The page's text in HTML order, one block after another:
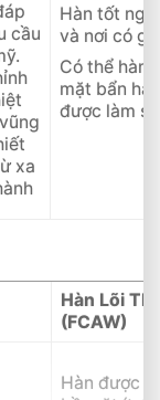
cầu
xa
Hàn tốt
và nơi có
Có thể hàn
mặt bẩn
được làm
Hàn Lõi
(FCAW)
Hàn được